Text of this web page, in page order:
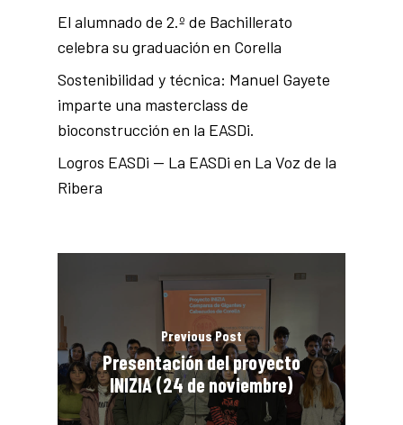
El alumnado de 2.º de Bachillerato
celebra su graduación en Corella
Sostenibilidad y técnica: Manuel Gayete
imparte una masterclass de
bioconstrucción en la EASDi.
Logros EASDi — La EASDi en La Voz de la
Ribera
Previous Post
Presentación del proyecto
INIZIA (24 de noviembre)